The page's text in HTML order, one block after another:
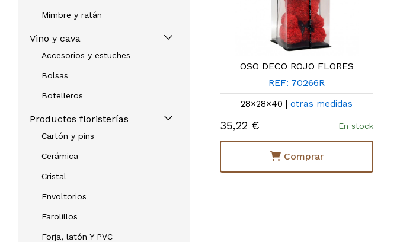
Mimbre y ratán
Vino y cava
Accesorios y estuches
Bolsas
Botelleros
Productos floristerías
Cartón y pins
Cerámica
Cristal
Envoltorios
Farolillos
Forja, latón Y PVC
16,59 €
OSO DECO ROJO FLORES
REF: 70266R
28×28×40 |otras medidas
35,22 € En stock
Comprar